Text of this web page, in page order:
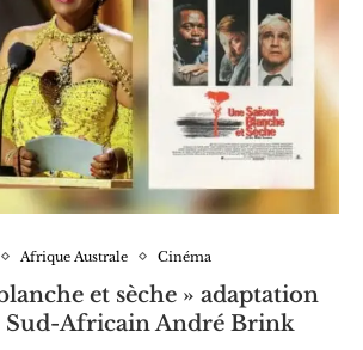
Afrique Australe Cinéma
et sèche » adaptation
Africain André Brink